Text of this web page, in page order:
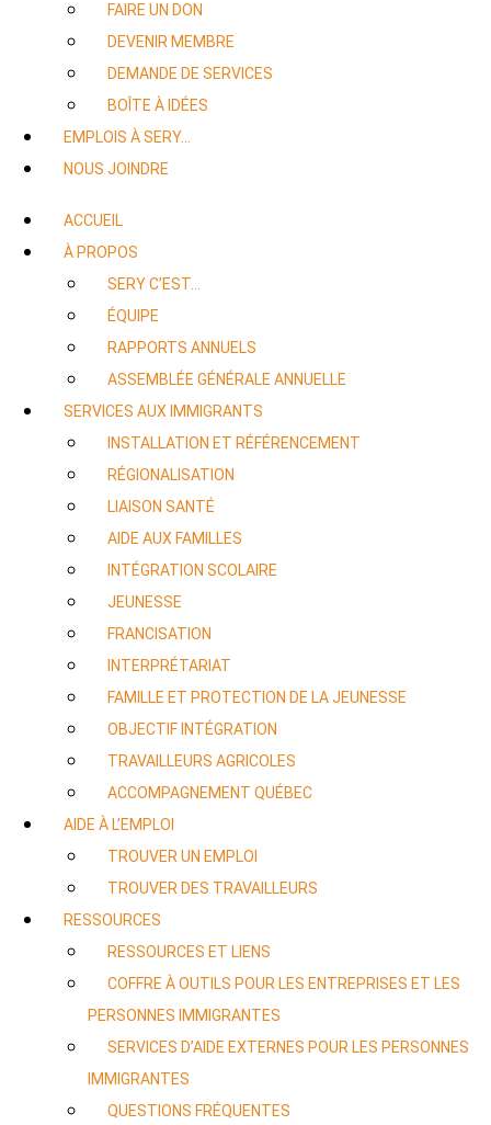
FAIRE UN DON
DEVENIR MEMBRE
DEMANDE DE SERVICES
BOÎTE À IDÉES
EMPLOIS À SERY…
NOUS JOINDRE
ACCUEIL
À PROPOS
SERY C’EST…
ÉQUIPE
RAPPORTS ANNUELS
ASSEMBLÉE GÉNÉRALE ANNUELLE
SERVICES AUX IMMIGRANTS
INSTALLATION ET RÉFÉRENCEMENT
RÉGIONALISATION
LIAISON SANTÉ
AIDE AUX FAMILLES
INTÉGRATION SCOLAIRE
JEUNESSE
FRANCISATION
INTERPRÉTARIAT
FAMILLE ET PROTECTION DE LA JEUNESSE
OBJECTIF INTÉGRATION
TRAVAILLEURS AGRICOLES
ACCOMPAGNEMENT QUÉBEC
AIDE À L’EMPLOI
TROUVER UN EMPLOI
TROUVER DES TRAVAILLEURS
RESSOURCES
RESSOURCES ET LIENS
COFFRE À OUTILS POUR LES ENTREPRISES ET LES
PERSONNES IMMIGRANTES
SERVICES D’AIDE EXTERNES POUR LES PERSONNES
IMMIGRANTES
QUESTIONS FRÉQUENTES